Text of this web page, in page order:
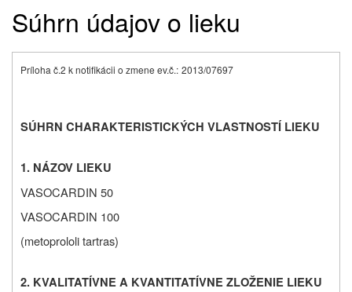
Súhrn údajov o lieku
Príloha č.2 k notifikácii o zmene ev.č.: 2013/07697
SÚHRN CHARAKTERISTICKÝCH VLASTNOSTÍ LIEKU
1. NÁZOV LIEKU
VASOCARDIN 50
VASOCARDIN 100
(metoprololi tartras)
2. KVALITATÍVNE A KVANTITATÍVNE ZLOŽENIE LIEKU